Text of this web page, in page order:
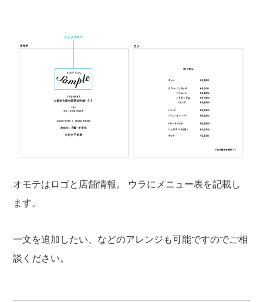
オモテはロゴと店舗情報。
ウラにメニュー表を記載し
ます。
一文を追加したい、などのアレンジも可能ですのでご相
談ください。